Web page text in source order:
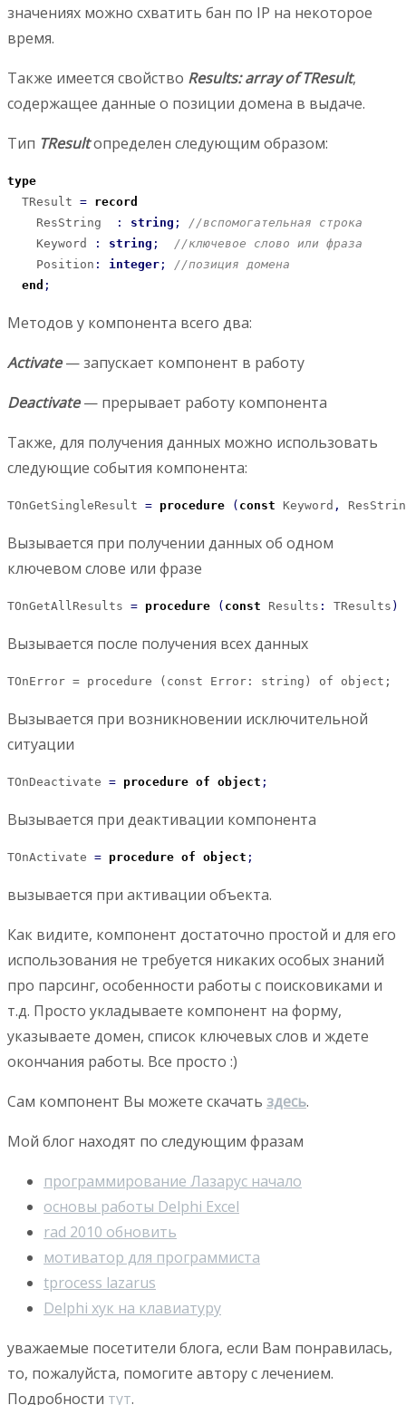
значениях можно схватить бан по IP на некоторое
время.
Также имеется свойство Results: array of TResult,
содержащее данные о позиции домена в выдаче.
Тип TResultопределен следующим образом:
type
  TResult
= record
    ResString
: string ;
//вспомогательная строка
    Keyword
: string ;
//ключевое слово или фраза
    Position
: integer ;
//позиция домена
end ;
Методов у компонента всего два:
Activate— запускает компонент в работу
Deactivate— прерывает работу компонента
Также, для получения данных можно использовать
следующие события компонента:
TOnGetSingleResult = procedure ( const Keyword ,
Вызывается при получении данных об одном
ключевом слове или фразе
TOnGetAllResults = procedure ( const Results : TResults )
Вызывается после получения всех данных
TOnError = procedure (const Error: string) of object;
Вызывается при возникновении исключительной
ситуации
TOnDeactivate = procedure of object ;
Вызывается при деактивации компонента
TOnActivate = procedure of object ;
вызывается при активации объекта.
Как видите, компонент достаточно простой и для его
использования не требуется никаких особых знаний
про парсинг, особенности работы с поисковиками и
т.д. Просто укладываете компонент на форму,
указываете домен, список ключевых слов и ждете
окончания работы. Все просто :)
Сам компонент Вы можете скачать здесь.
Мой блог находят по следующим фразам
программирование Лазарус начало
основы работы Delphi Excel
rad 2010 обновить
мотиватор для программиста
tprocess lazarus
Delphi хук на клавиатуру
уважаемые посетители блога, если Вам понравилась,
то, пожалуйста, помогите автору с лечением.
Подробности тут.